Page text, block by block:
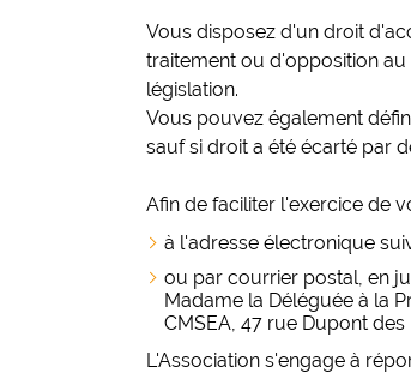
Vous disposez d'un droit
traitement ou d'opposition au
législation.
Vous pouvez également
sauf si droit a été écarté par
Afin de faciliter l'exercice de
à l'adresse électronique
ou par courrier postal, en
Madame la Déléguée à la
CMSEA, 47 rue Dupont des
L'Association s'engage à